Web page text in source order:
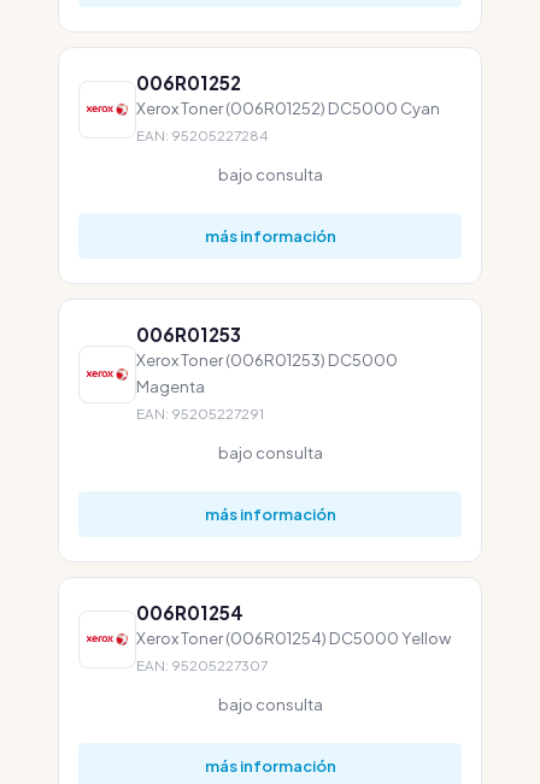
006R01252
Xerox Toner (006R01252) DC5000 Cyan
EAN: 95205227284
bajo consulta
más información
006R01253
Xerox Toner (006R01253) DC5000
Magenta
EAN: 95205227291
bajo consulta
más información
006R01254
Xerox Toner (006R01254) DC5000 Yellow
EAN: 95205227307
bajo consulta
más información